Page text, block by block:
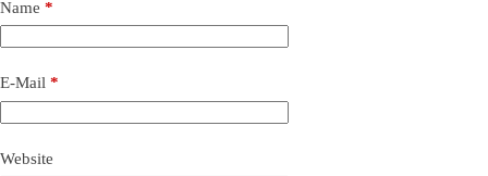
Name *
E-Mail *
Website